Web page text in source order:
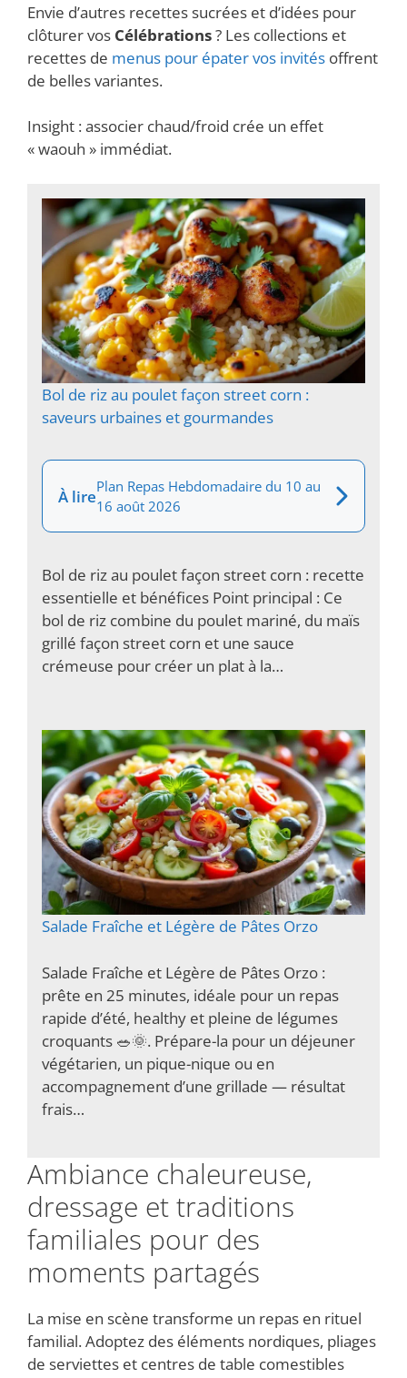
Envie d’autres recettes sucrées et d’idées pour
clôturer vos Célébrations? Les collections et
recettes de menus pour épater vos invités offrent
de belles variantes.
Insight : associer chaud/froid crée un effet
« waouh » immédiat.
Bol de riz au poulet façon street corn :
saveurs urbaines et gourmandes
À lirePlan Repas Hebdomadaire du 10 au
16 août 2026
Bol de riz au poulet façon street corn : recette
essentielle et bénéfices Point principal : Ce
bol de riz combine du poulet mariné, du maïs
grillé façon street corn et une sauce
crémeuse pour créer un plat à la…
Salade Fraîche et Légère de Pâtes Orzo
Salade Fraîche et Légère de Pâtes Orzo :
prête en 25 minutes, idéale pour un repas
rapide d’été, healthy et pleine de légumes
croquants 🥗🌞. Prépare-la pour un déjeuner
végétarien, un pique-nique ou en
accompagnement d’une grillade — résultat
frais…
Ambiance chaleureuse,
dressage et traditions
familiales pour des
moments partagés
La mise en scène transforme un repas en rituel
familial. Adoptez des éléments nordiques, pliages
de serviettes et centres de table comestibles